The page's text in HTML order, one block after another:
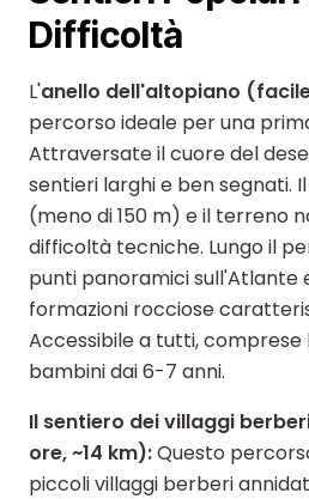
Difficoltà
L'anello dell'altopiano
percorso ideale per una
Attraversate il cuore del
sentieri larghi e ben segnati.
(meno di 150 m) e il terreno
difficoltà tecniche. Lungo il
punti panoramici sull'Atlante
formazioni rocciose
Accessibile a tutti, comprese
bambini dai 6-7 anni.
Il sentiero dei villaggi
ore, ~14 km):Questo
piccoli villaggi berberi